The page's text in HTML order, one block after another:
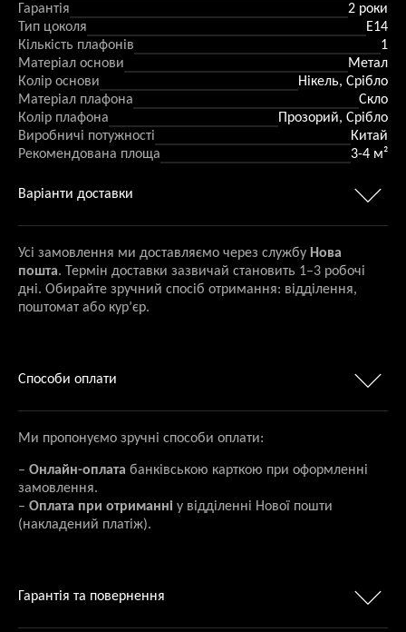
Гарантія
2 роки
Тип цоколя
Е14
Кількість плафонів
1
Матеріал основи
Метал
Колір основи
Нікель, Срібло
Матеріал плафона
Скло
Колір плафона
Прозорий, Срібло
Виробничі потужності
Китай
Рекомендована площа
3-4 м²
Варіанти доставки
Усі замовлення ми доставляємо через службу Нова
пошта. Термін доставки зазвичай становить 1–3 робочі
дні. Обирайте зручний спосіб отримання: відділення,
поштомат або кур’єр.
Способи оплати
Ми пропонуємо зручні способи оплати:
– Онлайн-оплата банківською карткою при оформленні
замовлення.
– Оплата при отриманні у відділенні Нової пошти
(накладений платіж).
Гарантія та повернення